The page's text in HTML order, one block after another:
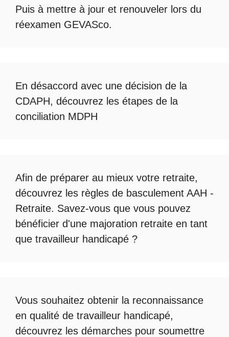
Puis à mettre à jour et renouveler lors du
réexamen GEVASco.
En désaccord avec une décision de la
CDAPH, découvrez les étapes de la
conciliation MDPH
Afin de préparer au mieux votre retraite,
découvrez les règles de basculement AAH -
Retraite. Savez-vous que vous pouvez
bénéficier d'une majoration retraite en tant
que travailleur handicapé ?
Vous souhaitez obtenir la reconnaissance
en qualité de travailleur handicapé,
découvrez les démarches pour soumettre